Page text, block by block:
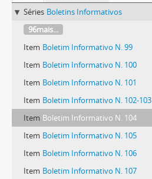
Séries Boletins Informativos
96mais...
Item Boletim Informativo N. 99
Item Boletim Informativo N. 100
Item Boletim Informativo N. 101
Item Boletim Informativo N. 102-103
Item Boletim Informativo N. 104
Item Boletim Informativo N. 105
Item Boletim Informativo N. 106
Item Boletim Informativo N. 107